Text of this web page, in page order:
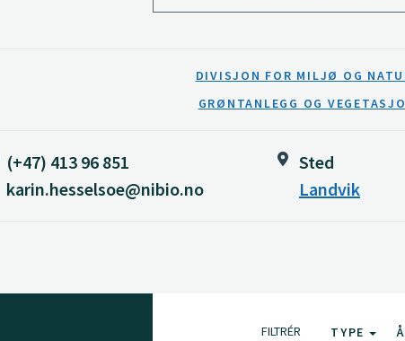
DIVISJON FOR MILJØ OG
GRØNTANLEGG OG
(+47) 413 96 851
karin.hesselsoe@nibio.no
Sted
Landvik
FILTRÉR TYPE